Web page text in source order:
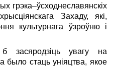
грэка–ўсходнеславянскіх
Захаду, які,
культурнага ўзроўню і
засяродзіць увагу на
было стаць уніяцтва, якое